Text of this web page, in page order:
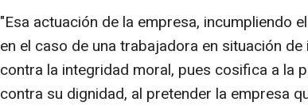
"Esa actuación de la empresa, incumpliendo
en el caso de una trabajadora en situación
contra la integridad moral, pues cosifica a la
contra su dignidad, al pretender la empresa